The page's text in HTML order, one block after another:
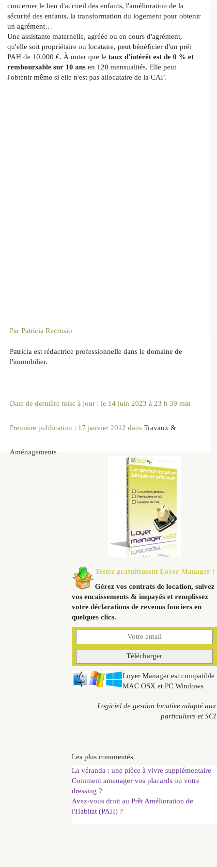
concerner le lieu d'accueil des enfants, l'amélioration de la
sécurité des enfants, la transformation du logement pour obtenir
un agrément…
Une assistante maternelle, agréée ou en cours d'agrément,
qu'elle soit propriétaire ou locataire, peut bénéficier d'un prêt
PAH de 10.000 €. À noter que le taux d'intérêt est de 0 % et
remboursable sur 10 ans en 120 mensualités. Elle peut
l'obtenir même si elle n'est pas allocataire de la CAF.
Par Patricia Recrosio
Patricia est rédactrice professionnelle dans le domaine de
l'immobilier.
Date de dernière mise à jour : le 14 juin 2023 à 23 h 39 min
Première publication : 17 janvier 2012 dans Travaux &
Aménagements
Testez gratuitement Loyer Manager !
Gérez vos contrats de location, suivez
vos encaissements & impayés et remplissez
votre déclarations de revenus fonciers en
quelques clics.
Loyer Manager est compatible
MAC OSX et PC Windows
Logiciel de gestion locative adapté aux
particuliers et SCI
Les plus commentés
La véranda : une pièce à vivre supplémentaire
Comment amenager vos placards ou votre
dressing ?
Avez-vous droit au Prêt Amélioration de
l'Habitat (PAH) ?